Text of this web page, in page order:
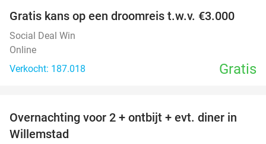
Gratis kans op een droomreis t.w.v. €3.000
Social Deal Win
Online
Verkocht: 187.018
Gratis
34%
Overnachting voor 2 + ontbijt + evt. diner in
Willemstad